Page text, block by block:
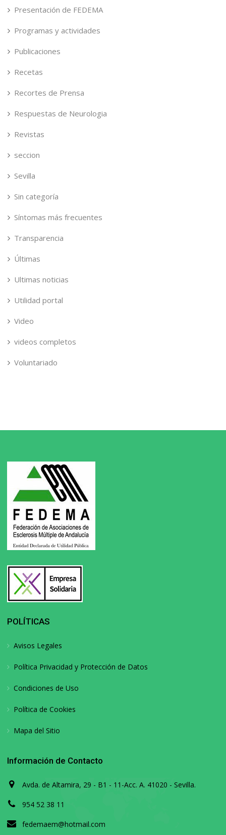
Presentación de FEDEMA
Programas y actividades
Publicaciones
Recetas
Recortes de Prensa
Respuestas de Neurologia
Revistas
seccion
Sevilla
Sin categoría
Síntomas más frecuentes
Transparencia
Últimas
Ultimas noticias
Utilidad portal
Video
videos completos
Voluntariado
POLÍTICAS
Avisos Legales
Política Privacidad y Protección de Datos
Condiciones de Uso
Política de Cookies
Mapa del Sitio
Información de Contacto
Avda. de Altamira, 29 - B1 - 11-Acc. A. 41020 - Sevilla.
954 52 38 11
fedemaem@hotmail.com